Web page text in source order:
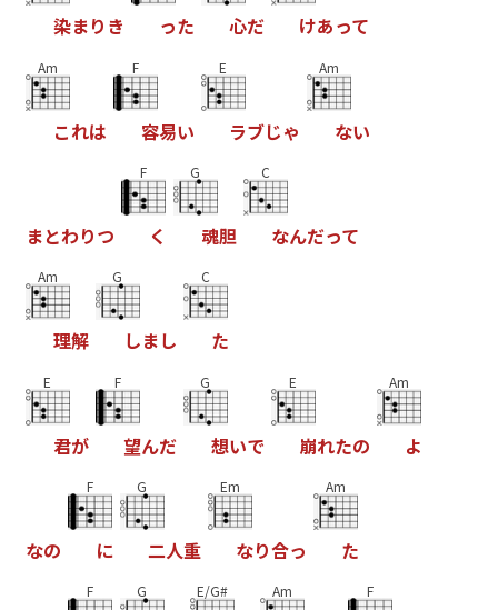
染まり き った 心だ けあって
Am
これは
F
容易い
E
ラブじゃ
Am
ない
まとわりつ
F
く
G
魂胆
C
なんだって
Am
理解
G
しまし
C
た
E
君が
F
望んだ
G
想いで
E
崩れたの
Am
よ
なの
F
に
G
二人重
Em
なり合っ
Am
た
F G E/G# Am F